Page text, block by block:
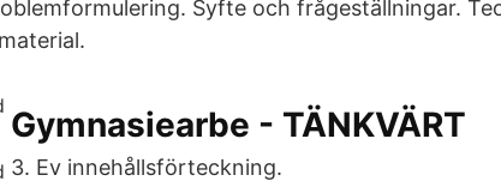
Syfte och frågeställningar.
Gymnasiearbe - TÄNKVÄRT
3. Ev innehållsförteckning.